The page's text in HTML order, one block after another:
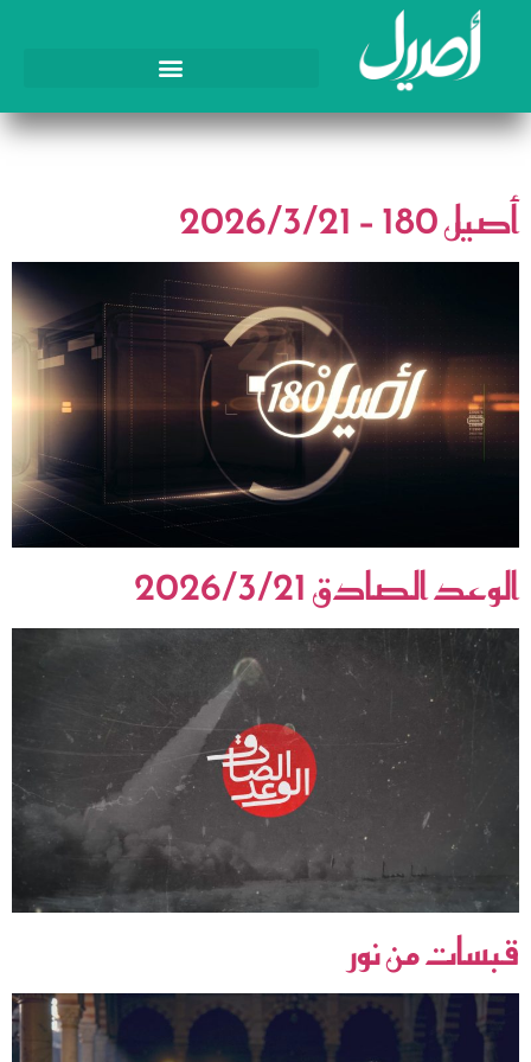
اليوم:21 مارس، 2026
أصيل 180 – 2026/3/21
الوعد الصادق 2026/3/21
قبسات من نور